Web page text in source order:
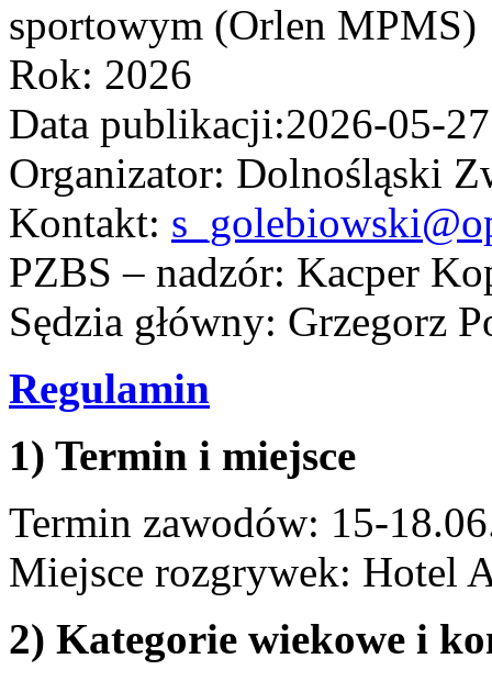
sportowym (Orlen MPMS)
Rok: 2026
Data publikacji:2026-05-27
Organizator: Dolnośląski
Kontakt:
PZBS – nadzór: Kacper
Sędzia główny: Grzegorz
Regulamin
1) Termin i miejsce
Termin zawodów: 15-
Miejsce rozgrywek: Hotel
2) Kategorie wiekowe i